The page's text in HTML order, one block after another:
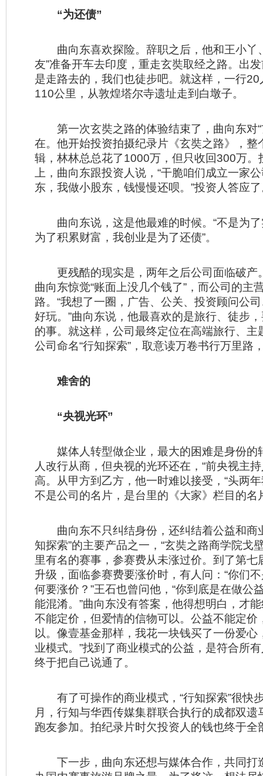
“为还债”
曲向东喜欢探险。辞职之后，他和王小丫
友”准备开车去印度，重走玄奘取经之路。出
是走路去的，我们也徒步吧。就这样，一行
110公里，从敦煌塔尔寺遗址走到白墩子。
第一次玄奘之路的体验结束了，曲向东对“
在。他开始投资拍摄纪录片《玄奘之路》，整
辑，林林总总花了1000万，但只收回300万。
上，曲向东跟投资人说，“干脆咱们成立一家
东，我做小股东，钱慢慢还呗。”投资人答应
曲向东说，这是他最难的时候。“不是为了
为了积累财富，我创业是为了还债”。
更残酷的现实是，两年之后公司面临破产
曲向东惊觉“账面上没几个钱了”，而公司的主
路。“我想了一圈，广告、公关、投资顾问公
好玩。”曲向东说，他最喜欢的是旅行、徒步
的事。就这样，公司最终定位在高端旅行、主
公司命名“行知探索”，取意读万卷书行万里路
难舍的
“央视光环”
媒体人转型做企业，最大的困难是身份的
人改行从商，但央视的光环还在，“前央视主
高。从甲方到乙方，他一时难以接受，“头两
不是公司的名片，是台里的《大家》栏目的名
曲向东不只纠结身份，还纠结着公益和商
知探索”的主要产品之一，“玄奘之路商学院戈
里有名的赛事，参赛费从未涨过价。到了第七
升级，面临参赛费要涨价时，有人问：“你们
何要涨价？”王石也曾问他，“你到底是在做公
能混淆。”曲向东没有答案，他得想明白，才
不能定价，但爱情的信物可以。公益不能定价
以。像壹基金那样，我花一块钱买了一份爱心
业模式。”找到了商业模式的公益，是符合所
终于把自己说通了。
有了可操作的商业模式，“行知探索”很快
月，行知与华西传媒集群联合执行的成都双
跑友参加。拍纪录片时欠投资人的钱也终于全
下一步，曲向东还想与媒体合作，共同打